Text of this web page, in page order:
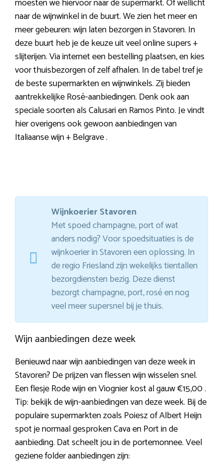
moesten we hiervoor naar de supermarkt. Of wellicht
naar de wijnwinkel in de buurt. We zien het meer en
meer gebeuren: wijn laten bezorgen in Stavoren. In
deze buurt heb je de keuze uit veel online supers +
slijterijen. Via internet een bestelling plaatsen, en kies
voor thuisbezorgen of zelf afhalen. In de tabel tref je
de beste supermarkten en wijnwinkels. Zij bieden
aantrekkelijke Rosé-aanbiedingen. Denk ook aan
speciale soorten als Calusari en Ramos Pinto. Je vindt
hier overigens ook gewoon aanbiedingen van
Italiaanse wijn + Belgrave .
Wijnkoerier Stavoren
Met spoed champagne, port of wat
anders nodig? Voor spoedsituaties is de
wijnkoerier in Stavoren een oplossing. In
de regio Friesland zijn wekelijks tientallen
bezorgdiensten bezig. Deze dienst
bezorgt champagne, port, rosé en nog
veel meer supersnel bij je thuis.
Wijn aanbiedingen deze week
Benieuwd naar wijn aanbiedingen van deze week in
Stavoren? De prijzen van flessen wijn wisselen snel.
Een flesje Rode wijn en Viognier kost al gauw €15,00 .
Tip: bekijk de wijn-aanbiedingen van deze week. Bij de
populaire supermarkten zoals Poiesz of Albert Heijn
spot je normaal gesproken Cava en Port in de
aanbieding. Dat scheelt jou in de portemonnee. Veel
geziene folder aanbiedingen zijn: